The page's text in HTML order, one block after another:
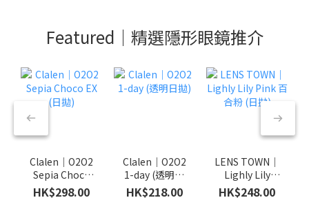
Featured｜精選隱形眼鏡推介
Clalen｜O2O2
Sepia Choco
EX (日拋)
HK$298.00
Clalen｜O2O2
1-day (透明日
拋)
HK$218.00
LENS TOWN｜
Lighly Lily
Pink 百合粉 (日
HK$248.00